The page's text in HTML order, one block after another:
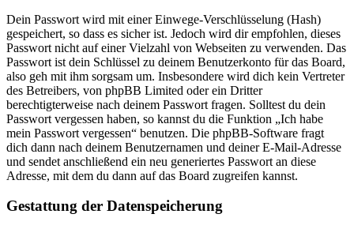
Dein Passwort wird mit einer Einwege-Verschlüsselung (Hash)
gespeichert, so dass es sicher ist. Jedoch wird dir empfohlen, dieses
Passwort nicht auf einer Vielzahl von Webseiten zu verwenden. Das
Passwort ist dein Schlüssel zu deinem Benutzerkonto für das Board,
also geh mit ihm sorgsam um. Insbesondere wird dich kein Vertreter
des Betreibers, von phpBB Limited oder ein Dritter
berechtigterweise nach deinem Passwort fragen. Solltest du dein
Passwort vergessen haben, so kannst du die Funktion „Ich habe
mein Passwort vergessen“ benutzen. Die phpBB-Software fragt
dich dann nach deinem Benutzernamen und deiner E-Mail-Adresse
und sendet anschließend ein neu generiertes Passwort an diese
Adresse, mit dem du dann auf das Board zugreifen kannst.
Gestattung der Datenspeicherung